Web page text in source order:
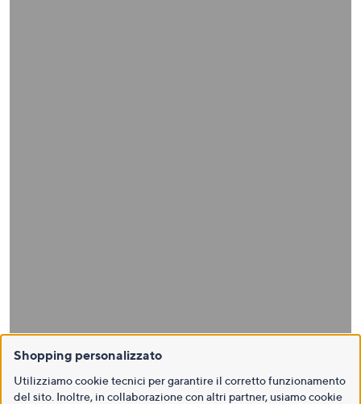
Shopping personalizzato
Utilizziamo cookie tecnici per garantire il corretto funzionamento
del sito. Inoltre, in collaborazione con altri partner, usiamo cookie